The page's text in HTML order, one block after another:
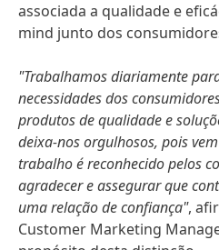
associada a qualidade e
mind junto dos
"Trabalhamos diariamente
necessidades dos
produtos de qualidade e
deixa-nos orgulhosos, pois
trabalho é reconhecido pelos
agradecer e assegurar que
uma relação de confiança",
Customer Marketing